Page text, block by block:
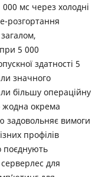
000 мс через холодні
розгортання
5 000
здатності 5
значного
більшу операційну
жодна окрема
задовольняє вимоги
профілів
поєднують
серверлес для